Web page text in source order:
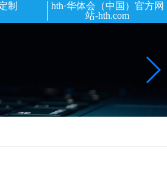
制
hth·华体会（中国）官方网
站-hth.com